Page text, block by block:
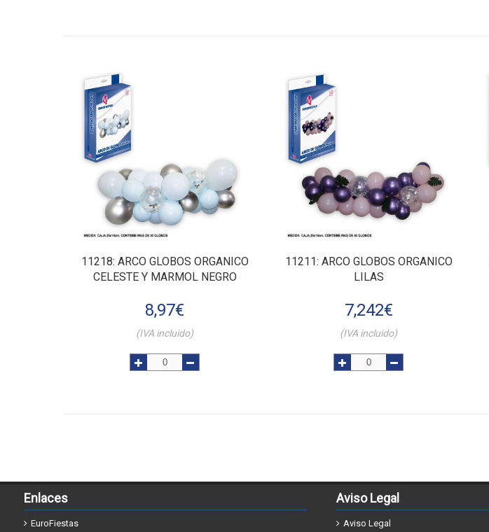
11218: ARCO GLOBOS ORGANICO
CELESTE Y MARMOL NEGRO
8,97€
(IVA incluido)
11211: ARCO GLOBOS ORGANICO
LILAS
7,242€
(IVA incluido)
Enlaces
EuroFiestas
Aviso Legal
Aviso Legal